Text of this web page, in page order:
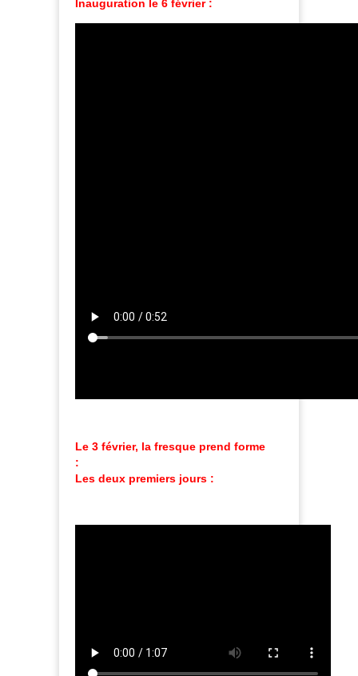
Inauguration le 6 février :
Le 3 février, la fresque prend forme
:
Les deux premiers jours :